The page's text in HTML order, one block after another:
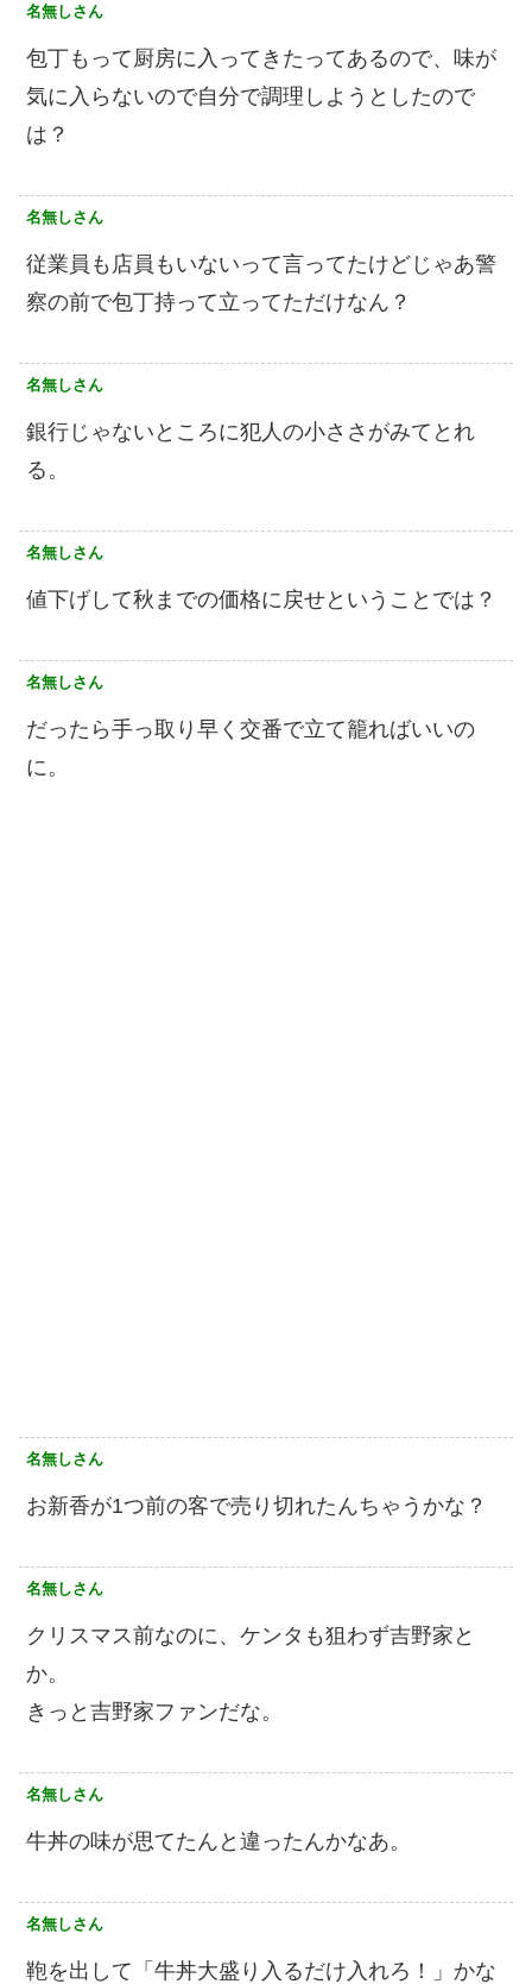
名無しさん
包丁もって厨房に入ってきたってあるので、味が
気に入らないので自分で調理しようとしたので
は？
名無しさん
従業員も店員もいないって言ってたけどじゃあ警
察の前で包丁持って立ってただけなん？
名無しさん
銀行じゃないところに犯人の小ささがみてとれ
る。
名無しさん
値下げして秋までの価格に戻せということでは？
名無しさん
だったら手っ取り早く交番で立て籠ればいいの
に。
名無しさん
お新香が1つ前の客で売り切れたんちゃうかな？
名無しさん
クリスマス前なのに、ケンタも狙わず吉野家と
か。
きっと吉野家ファンだな。
名無しさん
牛丼の味が思てたんと違ったんかなあ。
名無しさん
鞄を出して「牛丼大盛り入るだけ入れろ！」かな